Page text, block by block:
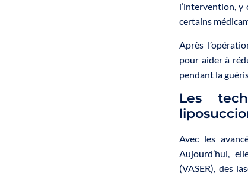
l’intervention, y
certains
Après
pour aider à
pendant la
Les
Avec les
Aujourd’hui,
(VASER), des